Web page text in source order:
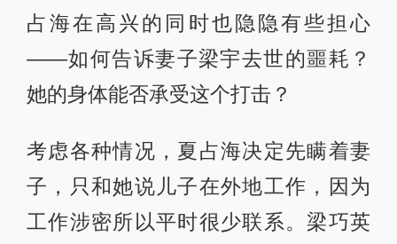
占海在高兴的同时也隐隐有些担心
——如何告诉妻子梁宇去世的噩耗？
她的身体能否承受这个打击？
考虑各种情况，夏占海决定先瞒着妻
子，只和她说儿子在外地工作，因为
工作涉密所以平时很少联系。梁巧英